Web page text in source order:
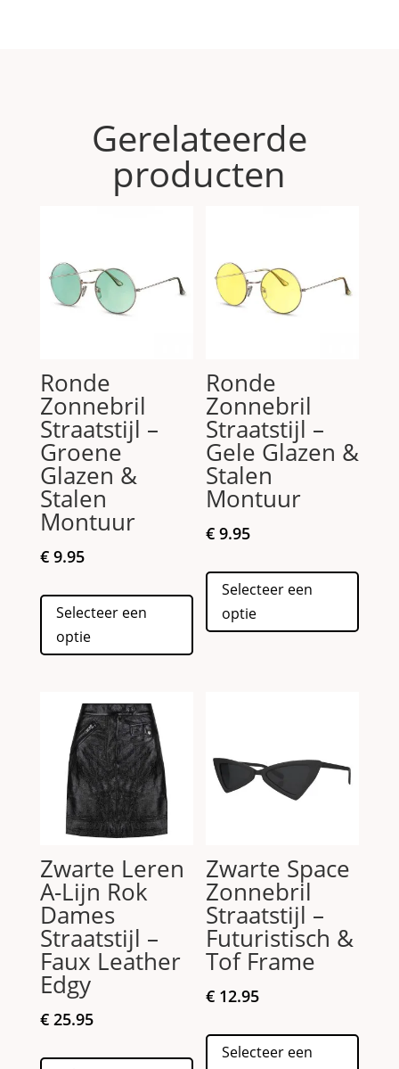
Gerelateerde
producten
Ronde
Zonnebril
Straatstijl –
Groene
Glazen &
Stalen
Montuur
€9.95
Selecteer een
optie
product
heeft
gekozen
productpagina
Ronde
Zonnebril
Straatstijl –
Gele Glazen &
Stalen
Montuur
€ 9.95
Selecteer een
optie
Zwarte Leren
A-Lijn Rok
Dames
Straatstijl –
Faux Leather
Edgy
€25.95
Zwarte Space
Zonnebril
Straatstijl –
Futuristisch &
Tof Frame
€ 12.95
Selecteer een